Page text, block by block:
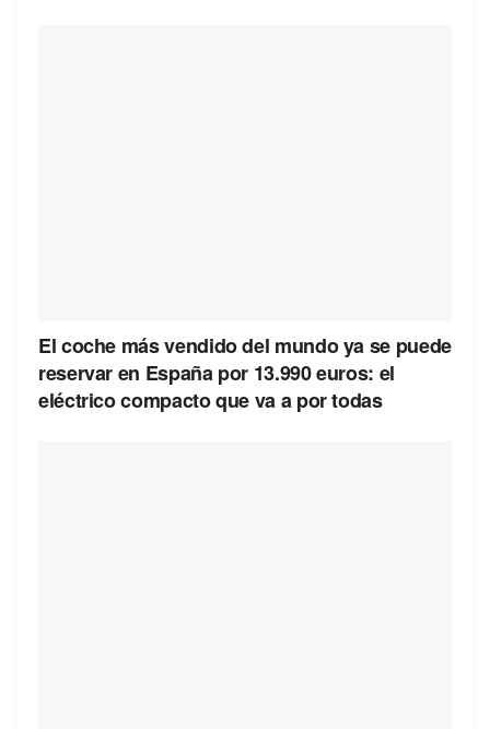
El coche más vendido del mundo ya se puede
reservar en España por 13.990 euros: el
eléctrico compacto que va a por todas